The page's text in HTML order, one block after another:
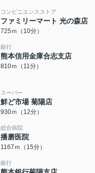
コンビニエンスストア
ファミリーマート 光の森店
725ｍ（10分）
銀行
熊本信用金庫合志支店
810ｍ（11分）
スーパー
鮮ど市場 菊陽店
930ｍ（12分）
総合病院
播磨医院
1167ｍ（15分）
銀行